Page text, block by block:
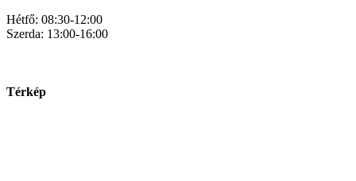
Hétfő: 08:30-12:00
Szerda: 13:00-16:00
Térkép